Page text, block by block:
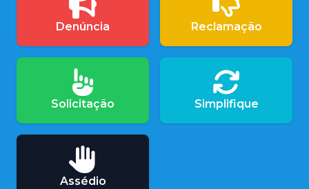
Denúncia Reclamação
Solicitação Simplifique
Assédio